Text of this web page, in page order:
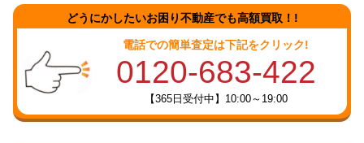
どうにかしたいお困り不動産でも高額買取！!
電話での簡単査定は下記をクリック!
0120-683-422
【365日受付中】10:00～19:00